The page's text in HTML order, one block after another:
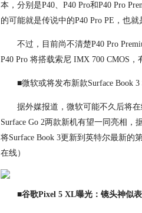
本，分别是P40、P40 Pro和P40 Pro
的可能就是传说中的P40 Pro PE，也
不过，目前尚不清楚P40 Pro
P40 Pro 将搭载索尼 IMX 700 CMOS
■微软或将发布新款Surface Book 3
据外媒报道，微软可能不久后将
Surface Go 2两款新机有望一同亮相，
将Surface Book 3更新到英特尔最新的
在线）
■谷歌Pixel 5 XL曝光：镜头神似